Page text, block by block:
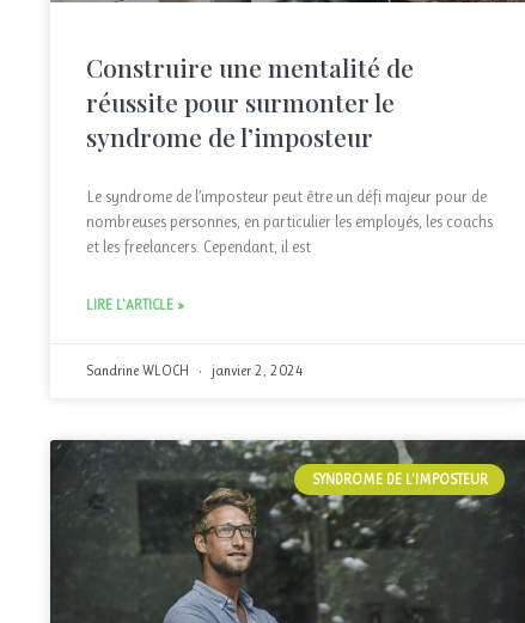
Construire une mentalité de
réussite pour surmonter le
syndrome de l’imposteur
Le syndrome de l’imposteur peut être un défi majeur pour de
nombreuses personnes, en particulier les employés, les coachs
et les freelancers. Cependant, il est
LIRE L'ARTICLE »
Sandrine WLOCH janvier 2, 2024
SYNDROME DE L'IMPOSTEUR